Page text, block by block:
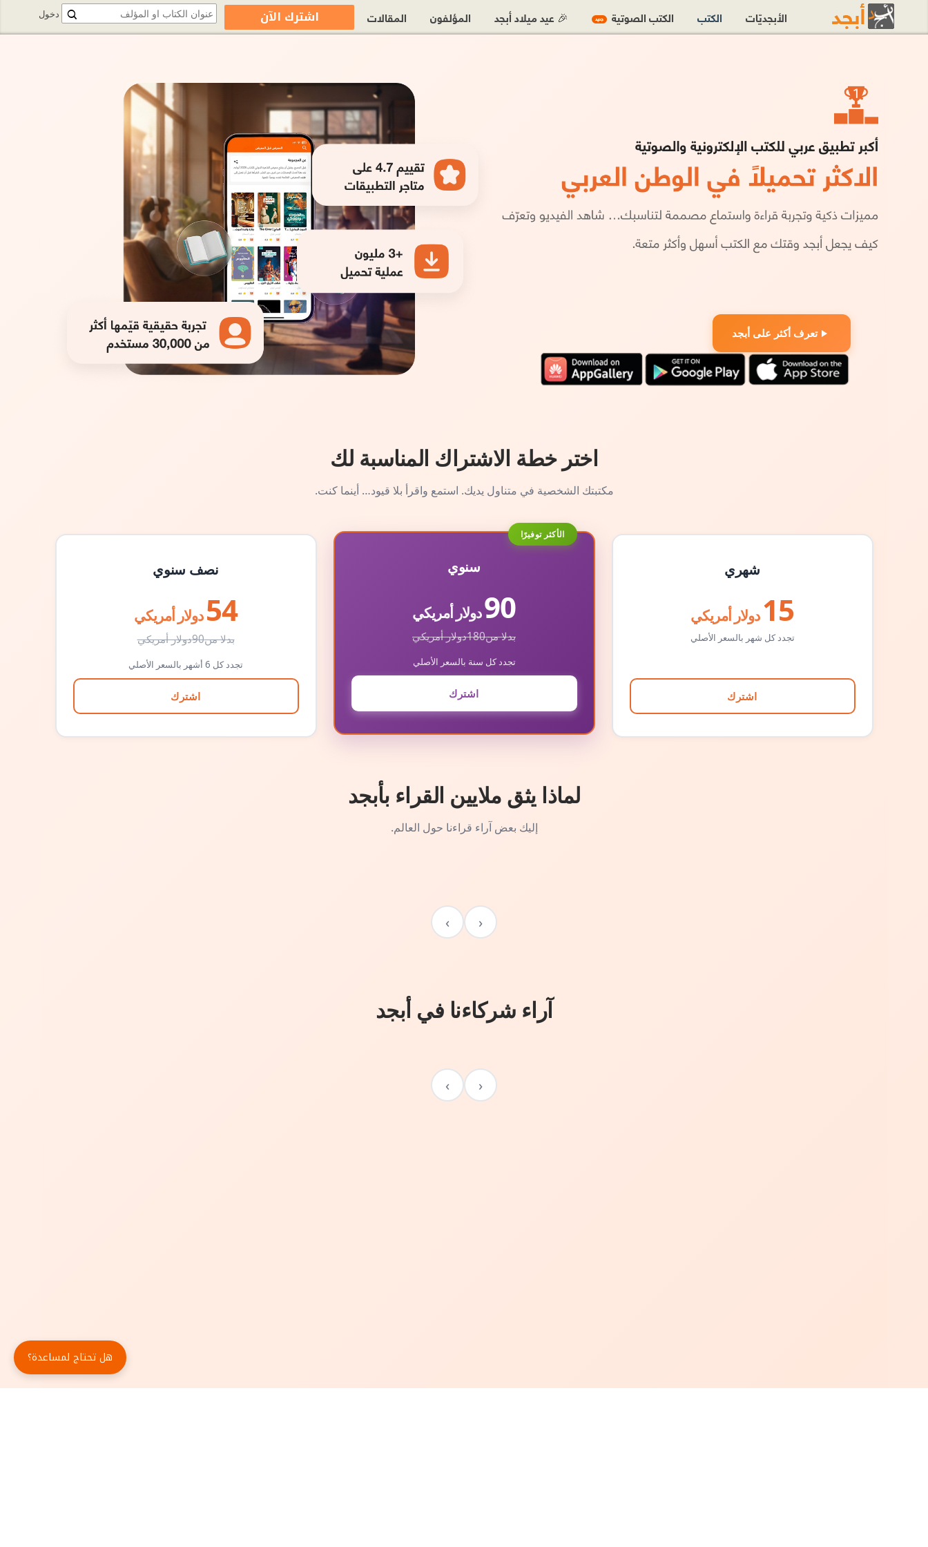
تعرف أكثر على أبجد
اختر خطة الاشتراك المناسبة لك
مكتبتك الشخصية في متناول يديك. استمع واقرأ بلا قيود… أينما كنت.
شهري
15 دولار أمريكي
تجدد كل شهر بالسعر الأصلي
اشترك
الأكثر توفيرًا
سنوي
90دولار أمريكي
بدلا من180دولار أمريكي
تجدد كل سنة بالسعر الأصلي
اشترك
نصف سنوي
54 دولار أمريكي
بدلا من90دولار أمريكي
تجدد كل 6 أشهر بالسعر الأصلي
اشترك
لماذا يثق ملايين القراء بأبجد
إليك بعض آراء قراءنا حول العالم.
‹
›
آراء شركاءنا في أبجد
‹
›
دخول الأبجديّات الكتب الكتب الصوتية جديد 🎉 عيد ميلاد أبجد المؤلفون المقالات اشترك الآن
هل تحتاج لمساعدة؟